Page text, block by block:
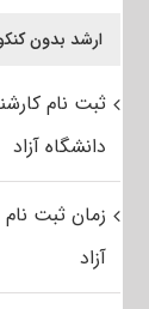
ارشد بدون
ثبت نام
دانشگاه آزاد
زمان ثبت
آزاد